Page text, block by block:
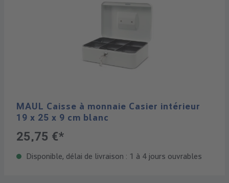
MAUL Caisse à monnaie Casier intérieur
19 x 25 x 9 cm blanc
25,75 €*
Disponible, délai de livraison : 1 à 4 jours ouvrables